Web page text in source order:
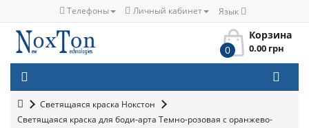
Телефоны Личный кабинет Язык
Корзина
0
0.00 грн
Светящаяся краска Нокстон
Светящаяся краска для боди-арта Темно-розовая с оранжево-